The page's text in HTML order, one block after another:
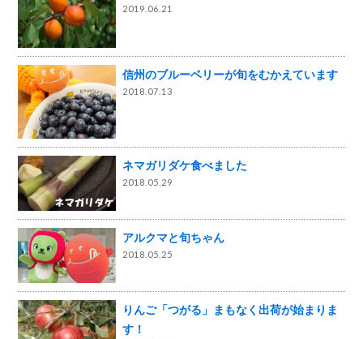
2019.06.21
信州のブルーベリーが旬をむかえています
2018.07.13
ネマガリダケ食べました
2018.05.29
アルクマと旬ちゃん
2018.05.25
りんご「つがる」まもなく出荷が始まりま
す！